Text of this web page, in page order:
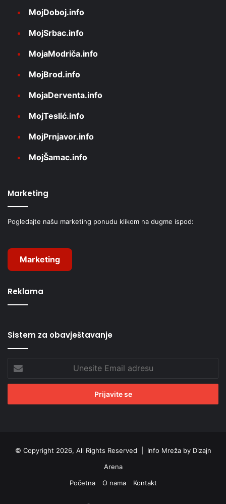
MojDoboj.info
MojSrbac.info
MojaModriča.info
MojBrod.info
MojaDerventa.info
MojTeslić.info
MojPrnjavor.info
MojŠamac.info
Marketing
Pogledajte našu marketing ponudu klikom na dugme ispod:
Marketing
Reklama
Sistem za obavještavanje
Email
adresu
© Copyright 2026, All Rights Reserved | Info Mreža by Dizajn
Arena
Početna
O nama Kontakt